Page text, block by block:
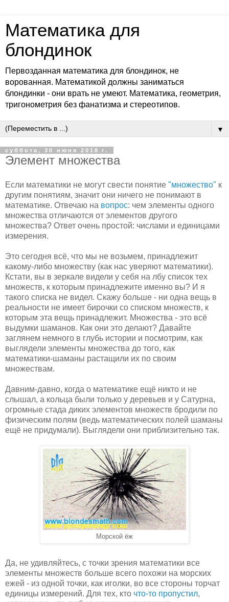
Математика для
блондинок
Первозданная математика для блондинок, не
ворованная. Математикой должны заниматься
блондинки - они врать не умеют. Математика, геометрия,
тригонометрия без фанатизма и стереотипов.
▼
суббота, 30 июня 2018 г.
Элемент множества
Если математики не могут свести понятие "множество" к
другим понятиям, значит они ничего не понимают в
математике. Отвечаю на вопрос: чем элементы одного
множества отличаются от элементов другого
множества? Ответ очень простой: числами и единицами
измерения.
Это сегодня всё, что мы не возьмем, принадлежит
какому-либо множеству (как нас уверяют математики).
Кстати, вы в зеркале видели у себя на лбу список тех
множеств, к которым принадлежите именно вы? И я
такого списка не видел. Скажу больше - ни одна вещь в
реальности не имеет бирочки со списком множеств, к
которым эта вещь принадлежит. Множества - это всё
выдумки шаманов. Как они это делают? Давайте
заглянем немного в глубь истории и посмотрим, как
выглядели элементы множества до того, как
математики-шаманы растащили их по своим
множествам.
Давним-давно, когда о математике ещё никто и не
слышал, а кольца были только у деревьев и у Сатурна,
огромные стада диких элементов множеств бродили по
физическим полям (ведь математических полей шаманы
ещё не придумали). Выглядели они приблизительно так.
Морской ёж
Да, не удивляйтесь, с точки зрения математики все
элементы множеств больше всего похожи на морских
ежей - из одной точки, как иголки, во все стороны торчат
единицы измерений. Для тех, кто что-то пропустил,